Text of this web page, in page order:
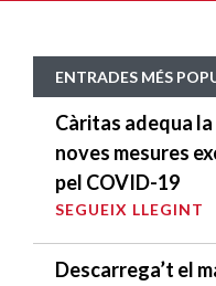
ENTRADES MÉS
Càritas adequa
noves mesures
pel COVID-19
SEGUEIX LLEGINT
Descarrega’t el